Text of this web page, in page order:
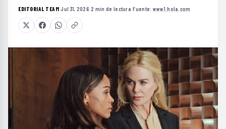
EDITORIAL TEAM·Jul 31, 2026·2 min de lectura·Fuente: www1.hola.com